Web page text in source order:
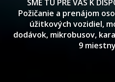
SME TU PRE VÁS K
Požičanie a prenájom
úžitkových vozidiel,
dodávok, mikrobusov,
9